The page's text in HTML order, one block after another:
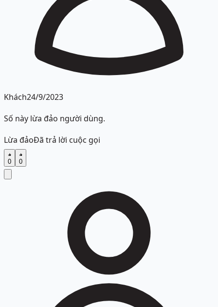
Khách24/9/2023
Số này lừa đảo người dùng.
Lừa đảoĐã trả lời cuộc gọi
0 0